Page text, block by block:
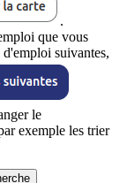
.
que vous
suivantes,
le
exemple les trier